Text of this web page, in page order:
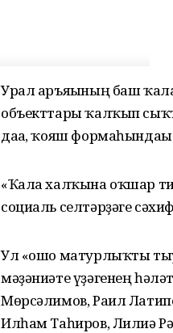
Урал аръяғының баш
объекттары ҡалҡып
даға, ҡояш
«Ҡала халҡына оҡшар
социаль селтәрҙәге
Ул «ошо матурлыҡты
мәҙәниәте үҙәгенең
Мөрсәлимов, Раил
Илһам Таһиров, Лилиә